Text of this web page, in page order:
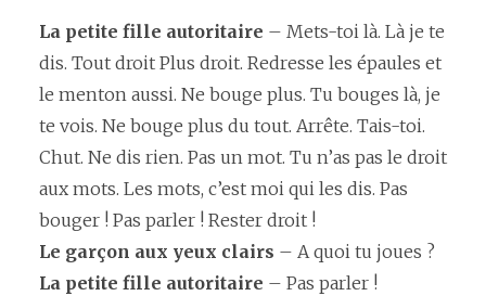
La petite fille autoritaire – Mets-toi là. Là je te
dis. Tout droit Plus droit. Redresse les épaules et
le menton aussi. Ne bouge plus. Tu bouges là, je
te vois. Ne bouge plus du tout. Arrête. Tais-toi.
Chut. Ne dis rien. Pas un mot. Tu n’as pas le droit
aux mots. Les mots, c’est moi qui les dis. Pas
bouger ! Pas parler ! Rester droit !
Le garçon aux yeux clairs – A quoi tu joues ?
La petite fille autoritaire – Pas parler !